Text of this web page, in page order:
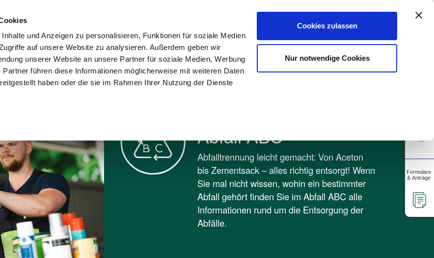
und Anzeigen zu personalisieren, Funktionen für soziale Medien
auf unsere Website zu analysieren. Außerdem geben wir
unserer Website an unsere Partner für soziale Medien, Werbung
Partner führen diese Informationen möglicherweise mit weiteren Daten
haben oder die sie im Rahmen Ihrer Nutzung der Dienste
Cookies zulassen
Nur notwendige Cookies
Gewerbekunden Unsere Apps AA
und Stadtreinigung Umwelt und
Verantwortung
Abfall ABC
Abfalltrennung leicht gemacht: Von Aceton
bis Zementsack – alles richtig entsorgt! Wenn
Sie mal nicht wissen, wohin ein bestimmter
Abfall gehört finden Sie im Abfall ABC alle
Informationen rund um die Entsorgung der
Abfälle.